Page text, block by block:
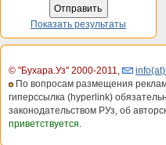
Показать результаты
© "Бухара.Уз" 2000-2011,
По вопросам размещения
гиперссылка (hyperlink)
законодательством РУз, об
приветствуется.